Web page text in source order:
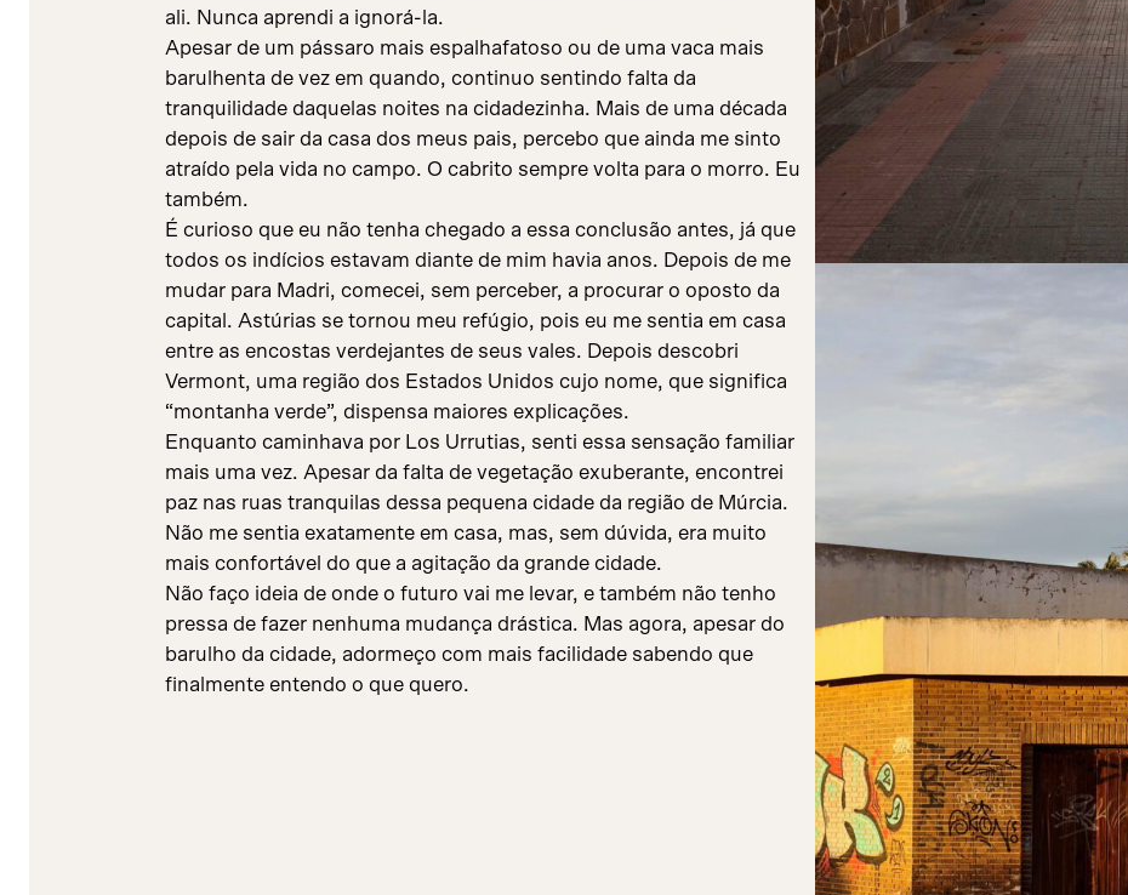
ali. Nunca aprendi a ignorá-la.
Apesar de um pássaro mais espalhafatoso ou de uma vaca mais
barulhenta de vez em quando, continuo sentindo falta da
tranquilidade daquelas noites na cidadezinha. Mais de uma década
depois de sair da casa dos meus pais, percebo que ainda me sinto
atraído pela vida no campo. O cabrito sempre volta para o morro. Eu
também.
É curioso que eu não tenha chegado a essa conclusão antes, já que
todos os indícios estavam diante de mim havia anos. Depois de me
mudar para Madri, comecei, sem perceber, a procurar o oposto da
capital. Astúrias se tornou meu refúgio, pois eu me sentia em casa
entre as encostas verdejantes de seus vales. Depois descobri
Vermont, uma região dos Estados Unidos cujo nome, que significa
“montanha verde”, dispensa maiores explicações.
Enquanto caminhava por Los Urrutias, senti essa sensação familiar
mais uma vez. Apesar da falta de vegetação exuberante, encontrei
paz nas ruas tranquilas dessa pequena cidade da região de Múrcia.
Não me sentia exatamente em casa, mas, sem dúvida, era muito
mais confortável do que a agitação da grande cidade.
Não faço ideia de onde o futuro vai me levar, e também não tenho
pressa de fazer nenhuma mudança drástica. Mas agora, apesar do
barulho da cidade, adormeço com mais facilidade sabendo que
finalmente entendo o que quero.